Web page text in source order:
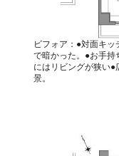
ビフォア：●対面キ
で暗かった。●お手持
にはリビングが狭い●
景。